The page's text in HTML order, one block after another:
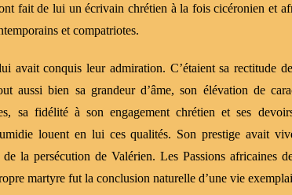
fait de lui un écrivain chrétien à la fois cicéronien et
et compatriotes.
avait conquis leur admiration. C’étaient sa rectitude
aussi bien sa grandeur d’âme, son élévation de
sa fidélité à son engagement chrétien et ses
louent en lui ces qualités. Son prestige avait
la persécution de Valérien. Les Passions africaines
martyre fut la conclusion naturelle d’une vie